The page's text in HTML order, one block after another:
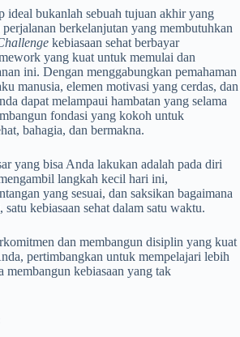
ideal bukanlah sebuah tujuan akhir yang
berkelanjutan yang membutuhkan
kebiasaan sehat berbayar
yang kuat untuk memulai dan
ini. Dengan menggabungkan pemahaman
manusia, elemen motivasi yang cerdas, dan
dapat melampaui hambatan yang selama
fondasi yang kokoh untuk
bahagia, dan bermakna.
yang bisa Anda lakukan adalah pada diri
langkah kecil hari ini,
yang sesuai, dan saksikan bagaimana
kebiasaan sehat dalam satu waktu.
dan membangun disiplin yang kuat
pertimbangkan untuk mempelajari lebih
membangun kebiasaan yang tak